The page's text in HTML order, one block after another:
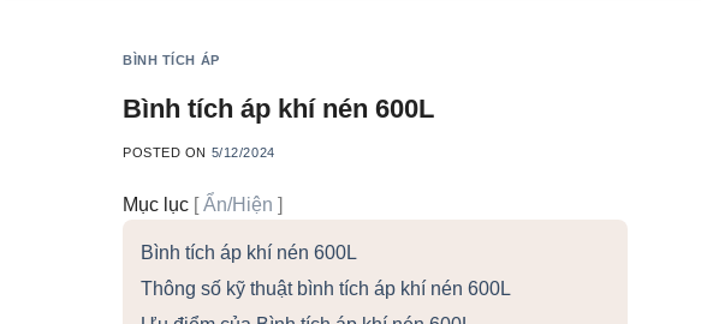
BÌNH TÍCH ÁP
Bình tích áp khí nén 600L
POSTED ON 5/12/2024
Mục lục [Ẩn/Hiện ]
Bình tích áp khí nén 600L
Thông số kỹ thuật bình tích áp khí nén 600L